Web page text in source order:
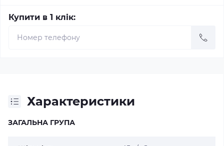
Купити в 1 клік:
Характеристики
ЗАГАЛЬНА ГРУПА